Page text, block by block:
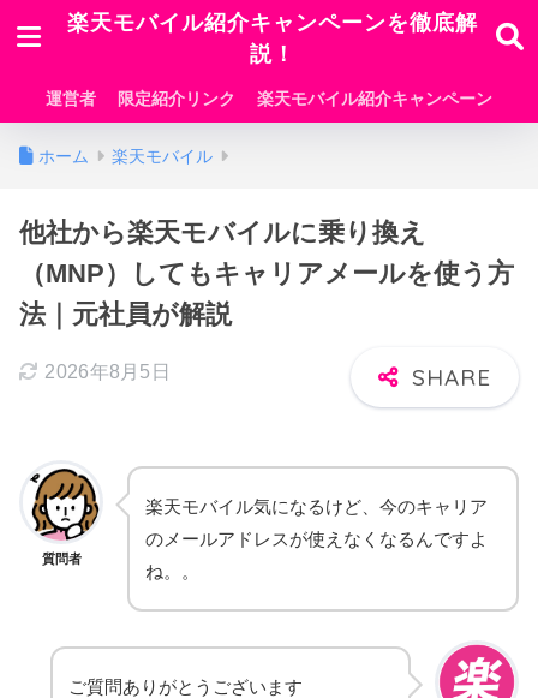
楽天モバイル紹介キャンペーンを徹底解
説！
運営者 限定紹介リンク 楽天モバイル紹介キャンペーン
ホーム 楽天モバイル
他社から楽天モバイルに乗り換え
（MNP）してもキャリアメールを使う方
法｜元社員が解説
2026年8月5日
質問者
楽天モバイル気になるけど、今のキャリア
のメールアドレスが使えなくなるんですよ
ね。。
ご質問ありがとうございます